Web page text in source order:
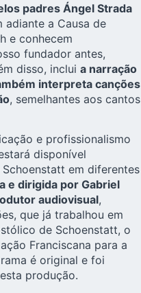
padres Ángel Strada
adiante a Causa de
e conhecem
fundador antes,
disso, inclui a narração
interpreta canções
, semelhantes aos cantos
e profissionalismo
disponível
em diferentes
e dirigida por Gabriel
audiovisual,
que já trabalhou em
de Schoenstatt, o
Franciscana para a
é original e foi
produção.